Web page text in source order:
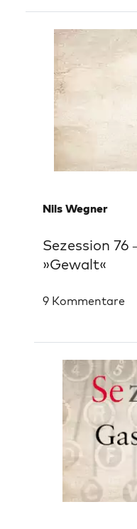
Nils Wegner
Sezession 76
»Gewalt«
9 Kommentare